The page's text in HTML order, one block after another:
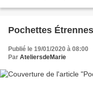
Pochettes
Publié le 19/01/2020 à 08:00
Par AteliersdeMarie